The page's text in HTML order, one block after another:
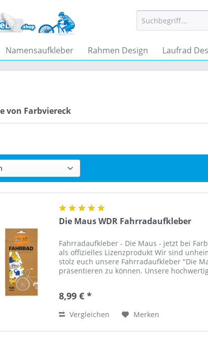
Namensaufkleber Rahmen Design Laufrad
von Farbviereck
Die Maus WDR Fahrradaufkleber
Fahrradaufkleber - Die Maus - jetzt bei
als offizielles Lizenzprodukt Wir sind
stolz euch unsere Fahrradaufkleber "Die
präsentieren zu können. Unsere
8,99 € *
Vergleichen Merken